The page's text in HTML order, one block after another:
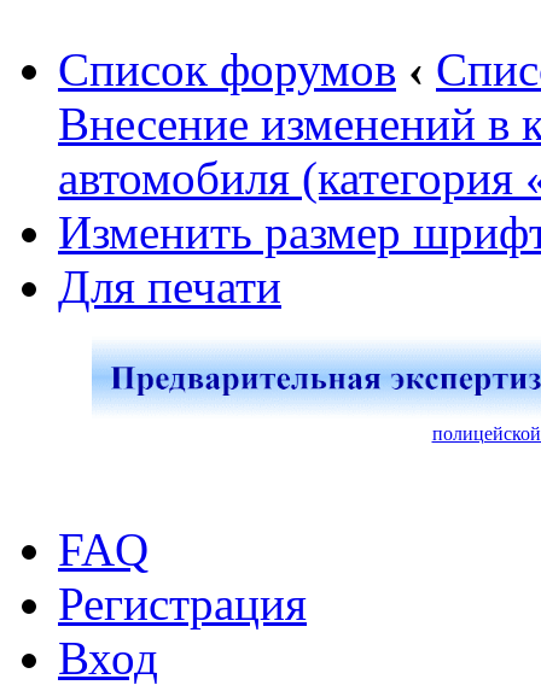
Список форумов ‹
Внесение изменений в
автомобиля (категория
Изменить размер
Для печати
FAQ
Регистрация
Вход